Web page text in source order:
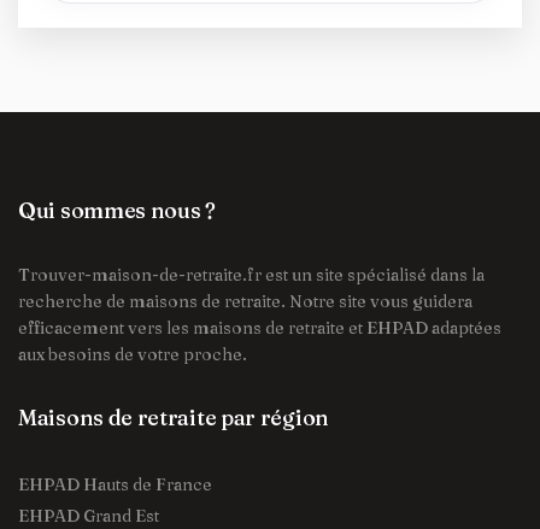
Qui sommes nous ?
Trouver-maison-de-retraite.fr est un site spécialisé dans la
recherche de maisons de retraite. Notre site vous guidera
efficacement vers les maisons de retraite et EHPAD adaptées
aux besoins de votre proche.
Maisons de retraite par région
EHPAD Hauts de France
EHPAD Grand Est